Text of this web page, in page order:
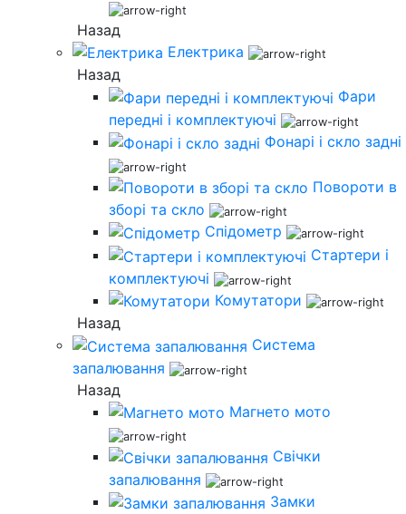
Назад
Електрика
Назад
Фари
передні і комплектуючі
Фонарі і скло задні
Повороти в
зборі та скло
Спідометр
Стартери і
комплектуючі
Комутатори
Назад
Система
запалювання
Назад
Магнето мото
Свічки
запалювання
Замки